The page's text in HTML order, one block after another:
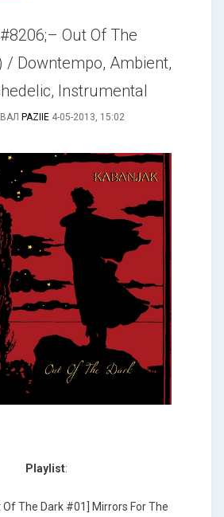
Out Of The
/ Downtempo, Ambient,
Instrumental
PAZIIE 4-05-2013, 15:02
Playlist:
Of The Dark #01] Mirrors For The